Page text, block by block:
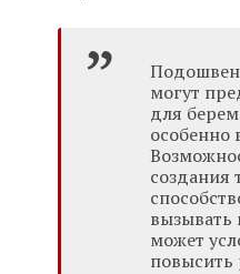
могут
для
особенно
вызывать
может